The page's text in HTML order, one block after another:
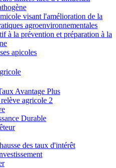
visant l'amélioration de la
agroenvironnementales
à la prévention et préparation à la
apicoles
Avantage Plus
agricole 2
Durable
des taux d'intérêt